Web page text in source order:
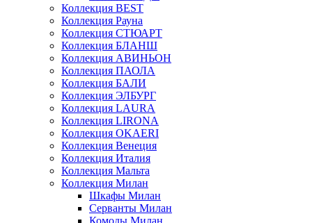
Коллекция BEST
Коллекция Рауна
Коллекция СТЮАРТ
Коллекция БЛАНШ
Коллекция АВИНЬОН
Коллекция ПАОЛА
Коллекция БАЛИ
Коллекция ЭЛБУРГ
Коллекция LAURA
Коллекция LIRONA
Коллекция OKAERI
Коллекция Венеция
Коллекция Италия
Коллекция Мальта
Коллекция Милан
Шкафы Милан
Серванты Милан
Комоды Милан